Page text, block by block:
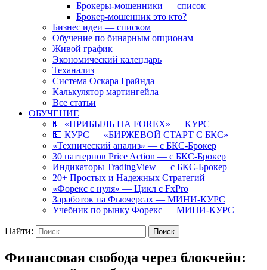
Брокеры-мошенники — список
Брокер-мошенник это кто?
Бизнес идеи — списком
Обучение по бинарным опционам
Живой график
Экономический календарь
Теханализ
Система Оскара Грайнда
Калькулятор мартингейла
Все статьи
ОБУЧЕНИЕ
💵 «ПРИБЫЛЬ НА FOREX» — КУРС
💵 КУРС — «БИРЖЕВОЙ СТАРТ С БКС»
«Технический анализ» — с БКС-Брокер
30 паттернов Price Action — с БКС-Брокер
Индикаторы TradingView — с БКС-Брокер
20+ Простых и Надежных Стратегий
«Форекс с нуля» — Цикл с FxPro
Заработок на Фьючерсах — МИНИ-КУРС
Учебник по рынку Форекс — МИНИ-КУРС
Найти:
Финансовая свобода через блокчейн: